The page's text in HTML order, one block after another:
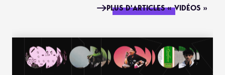
PLUS D'ARTICLES « VIDÉOS »